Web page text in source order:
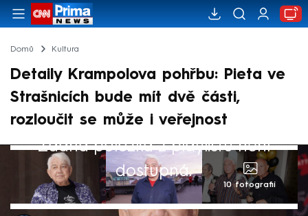
Domů Kultura
Detaily Krampolova pohřbu: Pieta ve
Strašnicích bude mít dvě části,
rozloučit se může i veřejnost
Žádná položka z playlistu není
dostupná.
10 fotografií